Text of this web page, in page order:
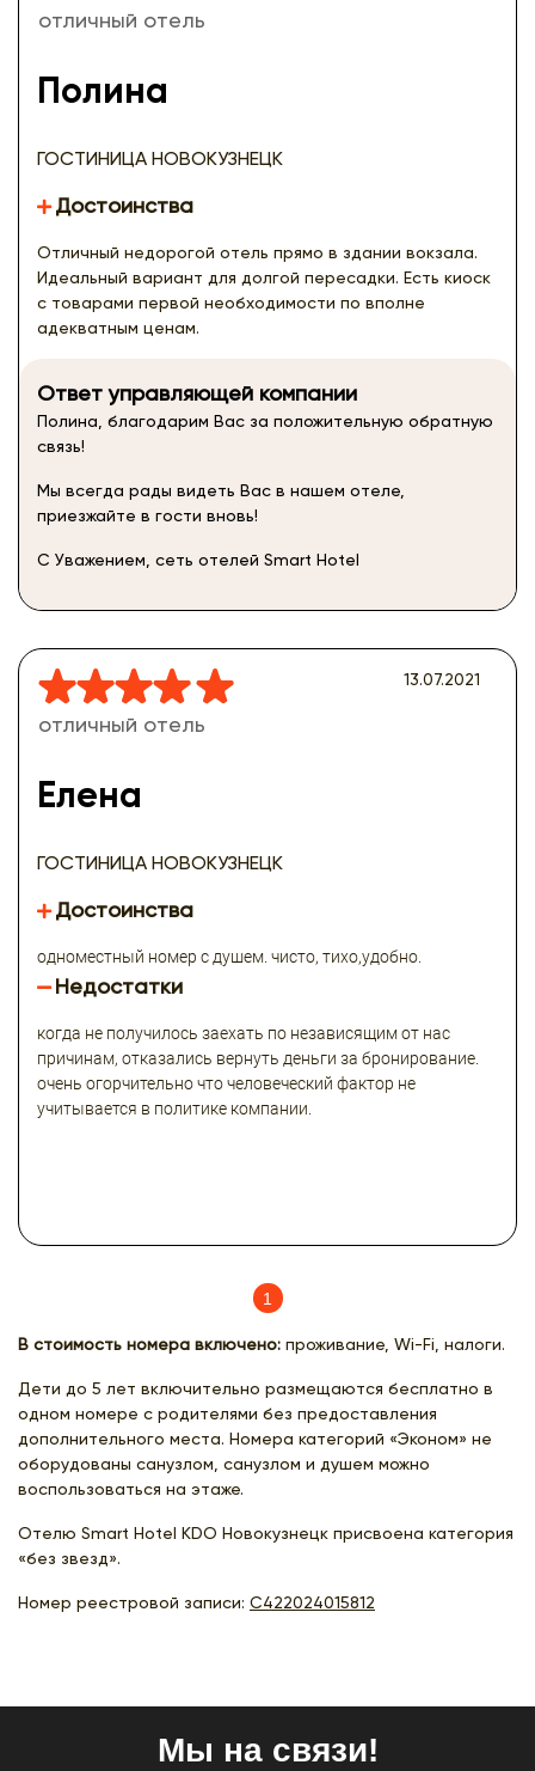
отличный отель
Полина
ГОСТИНИЦА НОВОКУЗНЕЦК
Достоинства
Отличный недорогой отель прямо в здании вокзала.
Идеальный вариант для долгой пересадки. Есть киоск
с товарами первой необходимости по вполне
адекватным ценам.
Ответ управляющей компании
Полина, благодарим Вас за положительную обратную
связь!
Мы всегда рады видеть Вас в нашем отеле,
приезжайте в гости вновь!
С Уважением, сеть отелей Smart Hotel
отличный отель
Елена
ГОСТИНИЦА НОВОКУЗНЕЦК
13.07.2021
Достоинства
одноместный номер с душем. чисто, тихо,удобно.
Недостатки
когда не получилось заехать по независящим от нас
причинам, отказались вернуть деньги за бронирование.
очень огорчительно что человеческий фактор не
учитывается в политике компании.
1(current)
В стоимость номера включено: проживание, Wi-Fi, налоги.
Дети до 5 лет включительно размещаются бесплатно в
одном номере с родителями без предоставления
дополнительного места. Номера категорий «Эконом» не
оборудованы санузлом, санузлом и душем можно
воспользоваться на этаже.
Отелю Smart Hotel KDO Новокузнецк присвоена категория
«без звезд».
Номер реестровой записи: С422024015812
Мы на связи!